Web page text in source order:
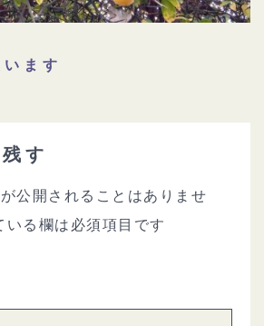
ます
す
公開されることはありませ
いる欄は必須項目です